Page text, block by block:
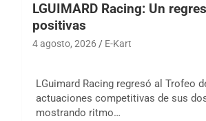
LGUIMARD Racing: Un
positivas
4 agosto, 2026 E-Kart
LGuimard Racing regresó al Trofeo
actuaciones competitivas de sus
mostrando ritmo…